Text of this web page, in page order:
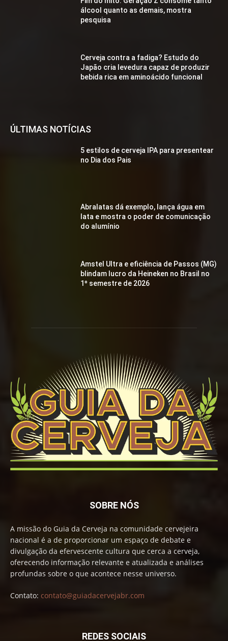
álcool quanto as demais, mostra
pesquisa
Cerveja contra a fadiga? Estudo do
Japão cria levedura capaz de produzir
bebida rica em aminoácido funcional
ÚLTIMAS NOTÍCIAS
5 estilos de cerveja IPA para presentear
no Dia dos Pais
Abralatas dá exemplo, lança água em
lata e mostra o poder de comunicação
do alumínio
Amstel Ultra e eficiência de Passos (MG)
blindam lucro da Heineken no Brasil no
1º semestre de 2026
SOBRE NÓS
A missão do Guia da Cerveja na comunidade cervejeira
nacional é a de proporcionar um espaço de debate e
divulgação da efervescente cultura que cerca a cerveja,
oferecendo informação relevante e atualizada e análises
profundas sobre o que acontece nesse universo.
Contato: contato@guiadacervejabr.com
REDES SOCIAIS